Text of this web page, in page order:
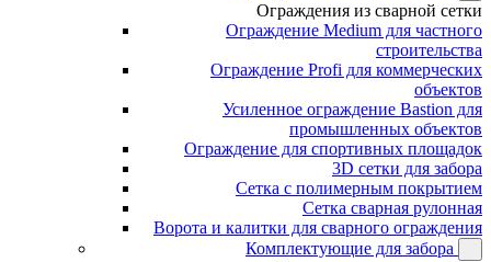
Ограждения из сварной сетки
Ограждение Medium для частного
строительства
Ограждение Profi для коммерческих
объектов
Усиленное ограждение Bastion для
промышленных объектов
Ограждение для спортивных площадок
3D сетки для забора
Сетка с полимерным покрытием
Сетка сварная рулонная
Ворота и калитки для сварного ограждения
Комплектующие для забора